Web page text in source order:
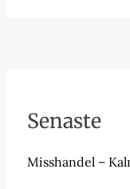
Senaste
Misshandel –